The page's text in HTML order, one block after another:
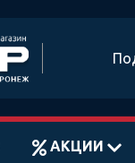
АКЦИИ